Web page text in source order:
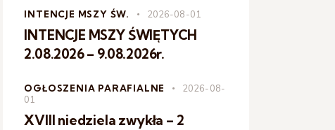
INTENCJE MSZY ŚW. 2026-08-01
INTENCJE MSZY ŚWIĘTYCH
2.08.2026 – 9.08.2026r.
OGŁOSZENIA PARAFIALNE
2026-08-
01
XVIII niedziela zwykła – 2